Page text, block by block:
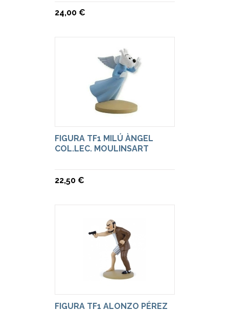
24,00 €
FIGURA TF1 MILÚ ÀNGEL
COL.LEC. MOULINSART
22,50 €
FIGURA TF1 ALONZO PÉREZ